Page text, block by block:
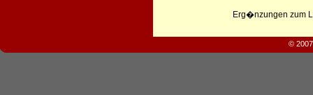
Erg�nzungen zum
©